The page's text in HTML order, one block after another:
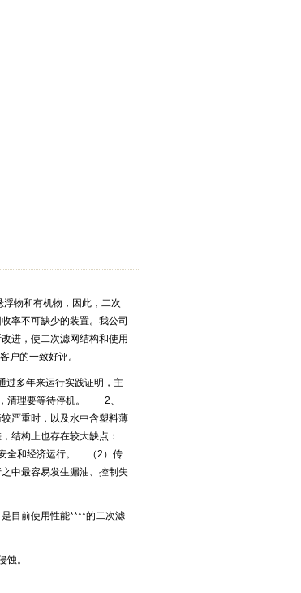
物和有机物，因此，二次
率不可缺少的装置。我公司
进，使二次滤网结构和使用
户的一致好评。
多年来运行实践证明，主
清理要等待停机。 2、
严重时，以及水中含塑料薄
，结构上也存在较大缺点：
安全和经济运行。 （2）传
中最容易发生漏油、控制失
目前使用性能****的二次滤
蚀。